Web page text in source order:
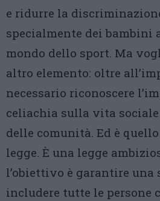
e ridurre la
specialmente dei bambini
mondo dello sport. Ma
altro elemento: oltre
necessario riconoscere
celiachia sulla vita sociale
delle comunità. Ed è
legge. È una legge
l’obiettivo è garantire una
includere tutte le persone